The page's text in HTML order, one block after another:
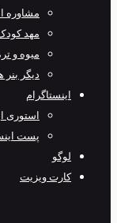
مشاوره
مهد
میوه و
دیگر بنر
اینستاگرام
استوری
پست
لوگو
کارت ویزیت